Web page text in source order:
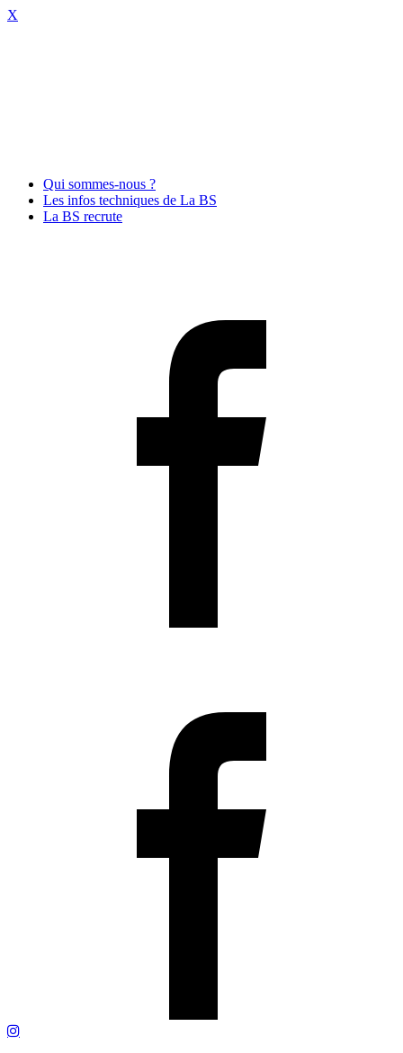
X
Qui sommes-nous ?
Les infos techniques de La BS
La BS recrute